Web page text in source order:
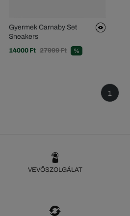
Gyermek Carnaby Set
Sneakers
14000 Ft 27999 Ft %
1
VEVŐSZOLGÁLAT